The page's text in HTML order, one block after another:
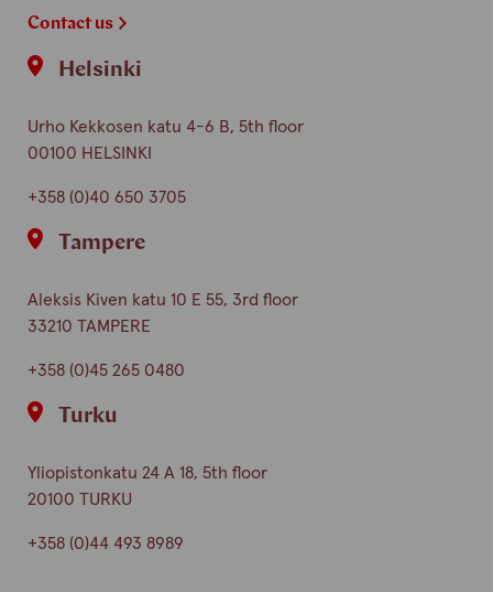
Contact us
Helsinki
Urho Kekkosen katu 4-6 B, 5th floor
00100 HELSINKI
+358 (0)40 650 3705
Tampere
Aleksis Kiven katu 10 E 55, 3rd floor
33210 TAMPERE
+358 (0)45 265 0480
Turku
Yliopistonkatu 24 A 18, 5th floor
20100 TURKU
+358 (0)44 493 8989